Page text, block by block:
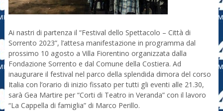
Ai nastri di partenza il “Festival dello Spettacolo – Città di
Sorrento 2023”, l’attesa manifestazione in programma dal
prossimo 10 agosto a Villa Fiorentino organizzata dalla
Fondazione Sorrento e dal Comune della Costiera. Ad
inaugurare il festival nel parco della splendida dimora del corso
Italia con l’orario di inizio fissato per tutti gli eventi alle 21.30,
sarà Gea Martire per “Corti di Teatro in Veranda” con il lavoro
“La Cappella di famiglia” di Marco Perillo.